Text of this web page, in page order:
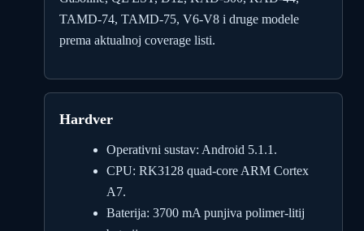
TAMD-74, TAMD-75, V6-V8 i druge modele
prema aktualnoj coverage listi.
Hardver
Operativni sustav: Android 5.1.1.
CPU: RK3128 quad-core ARM Cortex
A7.
Baterija: 3700 mA punjiva polimer-litij